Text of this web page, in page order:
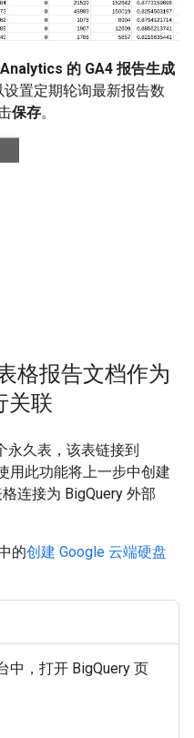
的 GA4 报告生成
置定期轮询最新报告数
保存。
格报告文档作为
关联
永久表，该表链接到
用此功能将上一步中创建
连接为 BigQuery 外部
的创建 Google 云端硬盘
中，打开 BigQuery 页